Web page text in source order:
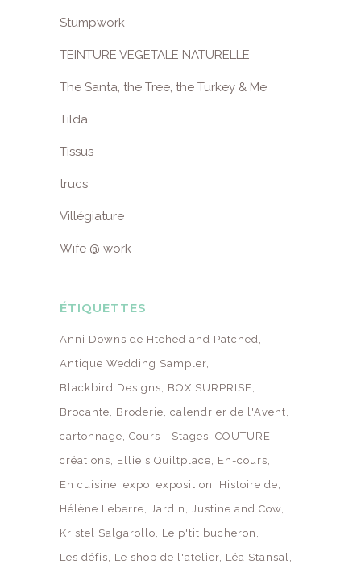
Stumpwork
TEINTURE VEGETALE NATURELLE
The Santa, the Tree, the Turkey & Me
Tilda
Tissus
trucs
Villégiature
Wife @ work
ÉTIQUETTES
Anni Downs de Htched and Patched
Antique Wedding Sampler
Blackbird Designs
BOX SURPRISE
Brocante
Broderie calendrier de l'Avent
cartonnage Cours - Stages COUTURE
créations
Ellie's Quiltplace
En-cours
En cuisine expo exposition
Histoire de
Hélène Leberre Jardin
Justine and Cow
Kristel Salgarollo
Le p'tit bucheron
Les défis
Le shop de l'atelier Léa Stansal